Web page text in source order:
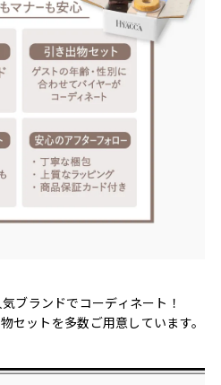
ブランドでコーディネート！
セットを多数ご用意しています。